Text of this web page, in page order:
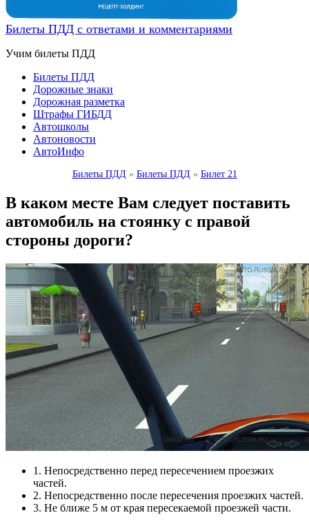
Билеты ПДД с ответами и комментариями
Учим билеты ПДД
Билеты ПДД
Дорожные знаки
Дорожная разметка
Штрафы ГИБДД
Автошколы
Автоновости
АвтоИнфо
Билеты ПДД » Билеты ПДД » Билет 21
В каком месте Вам следует поставить
автомобиль на стоянку с правой
стороны дороги?
1. Непосредственно перед пересечением проезжих
частей.
2. Непосредственно после пересечения проезжих частей.
3. Не ближе 5 м от края пересекаемой проезжей части.